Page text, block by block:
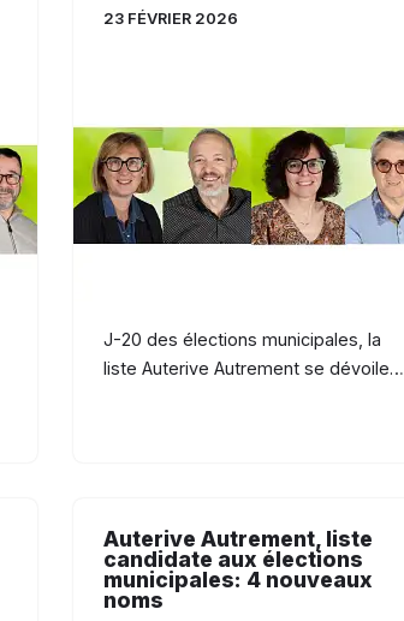
23 FÉVRIER 2026
J-20 des élections municipales, la
liste Auterive Autrement se dévoile…
Auterive Autrement, liste
candidate aux élections
municipales: 4 nouveaux
noms